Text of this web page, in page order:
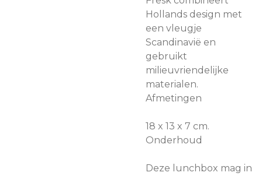
Hollands design met
een vleugje
Scandinavië en
gebruikt
milieuvriendelijke
materialen.
Afmetingen
18 x 13 x 7 cm.
Onderhoud
Deze lunchbox mag in